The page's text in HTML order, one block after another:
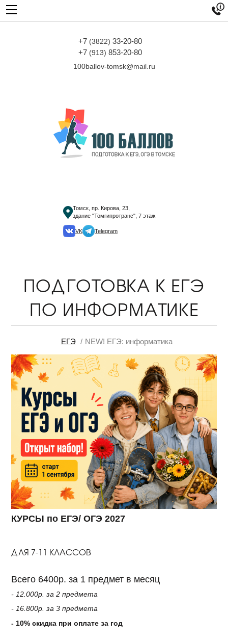
+7 (3822) 33-20-80
+7 (913) 853-20-80
100ballov-tomsk@mail.ru
Томск, пр. Кирова, 23,
здание "Томгипротранс", 7 этаж
VK Telegram

ПОДГОТОВКА К ЕГЭ
ПО ИНФОРМАТИКЕ
ЕГЭ NEW! ЕГЭ: информатика
КУРСЫ по ЕГЭ/ ОГЭ 2027
ДЛЯ 7-11 КЛАССОВ
Всего 6400р. за 1 предмет в месяц
- 12.000р. за 2 предмета
- 16.800р. за 3 предмета
- 10% скидка при оплате за год